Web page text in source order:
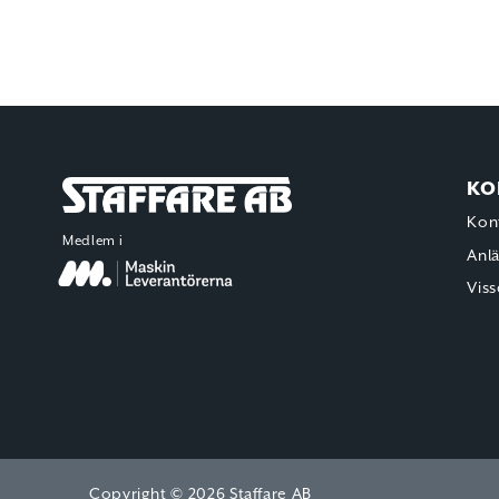
Staffare AB
Medlem i
Copyright © 2026 Staffare AB